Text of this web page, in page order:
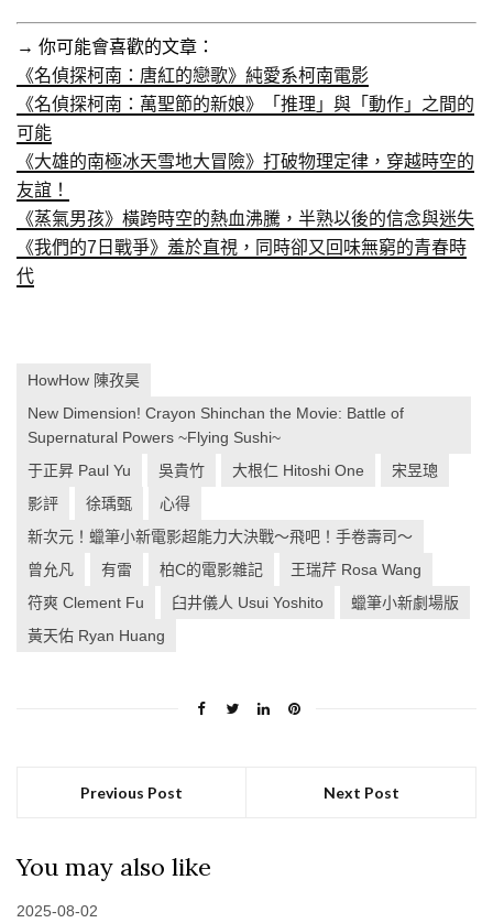
→ 你可能會喜歡的文章：
《名偵探柯南：唐紅的戀歌》純愛系柯南電影
《名偵探柯南：萬聖節的新娘》「推理」與「動作」之間的
可能
《大雄的南極冰天雪地大冒險》打破物理定律，穿越時空的
友誼！
《蒸氣男孩》橫跨時空的熱血沸騰，半熟以後的信念與迷失
《我們的7日戰爭》羞於直視，同時卻又回味無窮的青春時
代
HowHow 陳孜昊
New Dimension! Crayon Shinchan the Movie: Battle of
Supernatural Powers ~Flying Sushi~
于正昇 Paul Yu
吳貴竹 大根仁 Hitoshi One
宋昱璁
影評
徐瑀甄
心得
新次元！蠟筆小新電影超能力大決戰～飛吧！手卷壽司～
曾允凡
有雷 柏C的電影雜記
王瑞芹 Rosa Wang
符爽 Clement Fu
臼井儀人 Usui Yoshito
蠟筆小新劇場版
黃天佑 Ryan Huang
Previous Post Next Post
You may also like
2025-08-02